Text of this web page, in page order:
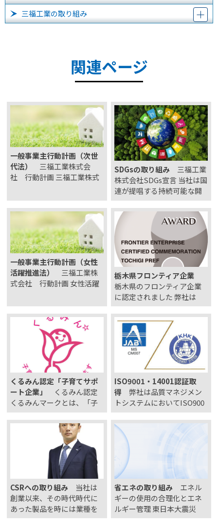
三福工業の取り組み
関連ページ
一般事業主行動計画（次世
代法）
三福工業株式会
社 行動計画 三福工業株式
策推進法に基づき、 一般事
業主行動計画を公表いたし
ます。 策定 令和7年3月1日
社員が仕事と子育てを両立
させることができ、社員全
員が働きやすい環境をつく
る…
SDGsの取り組み 三福工業
株式会社SDGs宣言 当社は国
連が提唱する持続可能な開
発目標（SDGs）に賛同し、
持続可能な社会の実現に向
け、以下の取り組みを実施
していくことを宣言しま
す。 当社の取り組み SDGs
とは 2015年9月の国連サ
ミ…
一般事業主行動計画（女性
活躍推進法）
三福工業株
式会社 行動計画 女性活躍
行動計画 策定 2026年3月2
5日 すべての社員がその能力
を十分に発揮し、働きやす
い職場環境を整えるため、
次のように行動計画を策定
する。 1. 計画期間 20…
栃木県フロンティア企業
栃木県のフロンティア企業
に認定されました 弊社は
「技術・製品の独自性／独
自技術、機能面の優位性、
特許等を有していること」
の観点において、栃木県よ
りフロンティア企業として
認定されました。 認定情報
令和5年度 生分解性カ…
くるみん認定「子育てサポ
ート企業」
くるみん認定
くるみんマークとは、「子
育てサポート企業」とし
て、厚生労働大臣の認定を
受けた証です。 次世代育成
支援対策推進法に基づき、
一般事業主行動計画で定め
た目標を達成し、一定の基
準を満たすことで、「子育
てサポート企業…
ISO9001・14001認証取
得 弊社は品質マネジメン
トシステムにおいてISO900
1、及び環境マネジメントシ
ステムにおいてISO14001を
認証取得しております。 品
質マネジメントシステム IS
O9001：2015 登録番号：04
QR･1188 環境マ…
CSRへの取り組み 当社は
創業以来、その時代時代に
あった製品を時には業種を
変えながらお客様へ提供し
省エネの取り組み エネル
ギーの使用の合理化とエネ
ルギー管理 東日本大震災
後、日本は電力需給の逼迫